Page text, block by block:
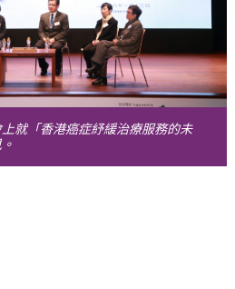
就「香港癌症紓緩治療服務的未